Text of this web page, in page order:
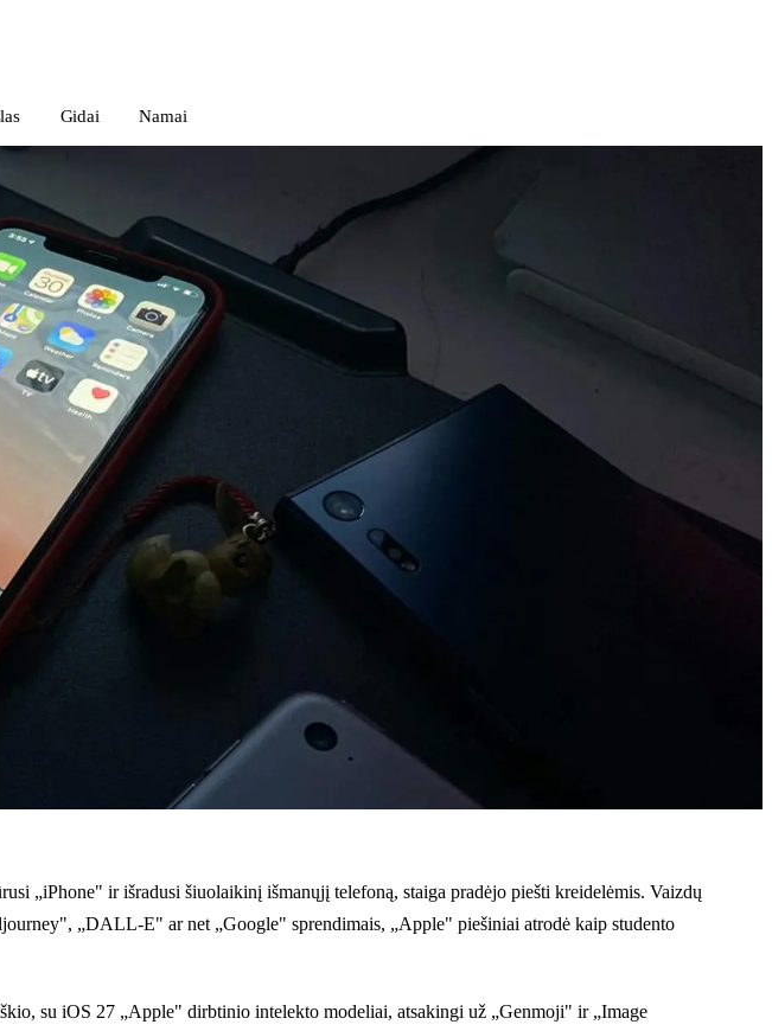
Gidai Namai
„iPhone" ir išradusi šiuolaikinį išmanųjį telefoną, staiga pradėjo piešti kreidelėmis. Vaizdų
„DALL-E" ar net „Google" sprendimais, „Apple" piešiniai atrodė kaip studento
su iOS 27 „Apple" dirbtinio intelekto modeliai, atsakingi už „Genmoji" ir „Image